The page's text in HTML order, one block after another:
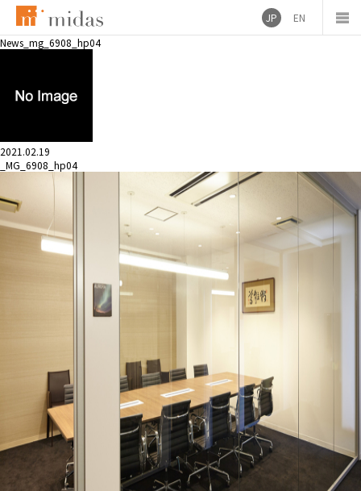
JP
EN
News _mg_6908_hp04
2021.02.19
_MG_6908_hp04